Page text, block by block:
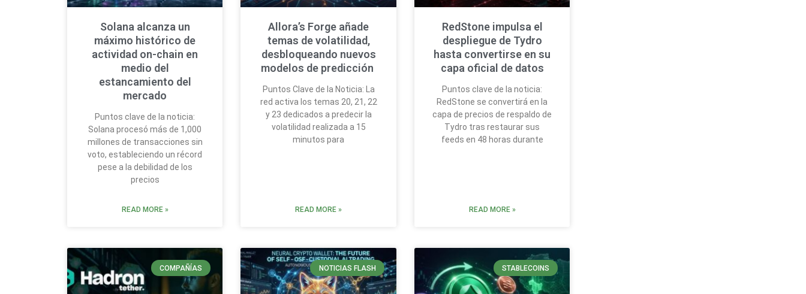
Solana alcanza un
máximo histórico de
actividad on-chain en
medio del
estancamiento del
mercado
Puntos clave de la noticia:
Solana procesó más de 1,000
millones de transacciones sin
voto, estableciendo un récord
pese a la debilidad de los
precios
READ MORE »
Allora’s Forge añade
temas de volatilidad,
desbloqueando nuevos
modelos de predicción
Puntos Clave de la Noticia: La
red activa los temas 20, 21, 22
y 23 dedicados a predecir la
volatilidad realizada a 15
minutos para
READ MORE »
RedStone impulsa el
despliegue de Tydro
hasta convertirse en su
capa oficial de datos
Puntos clave de la noticia:
RedStone se convertirá en la
capa de precios de respaldo de
Tydro tras restaurar sus
feeds en 48 horas durante
READ MORE »
COMPAÑÍAS NOTICIAS FLASH STABLECOINS